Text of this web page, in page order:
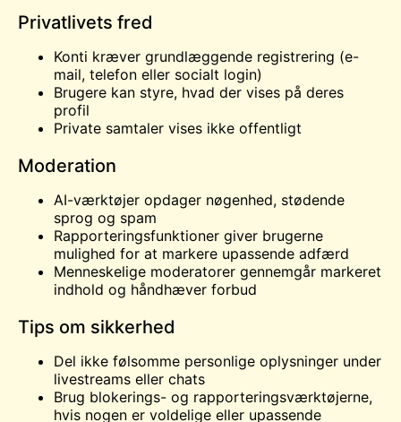
Privatlivets fred
Konti kræver grundlæggende registrering (e-
mail, telefon eller socialt login)
Brugere kan styre, hvad der vises på deres
profil
Private samtaler vises ikke offentligt
Moderation
AI-værktøjer opdager nøgenhed, stødende
sprog og spam
Rapporteringsfunktioner giver brugerne
mulighed for at markere upassende adfærd
Menneskelige moderatorer gennemgår markeret
indhold og håndhæver forbud
Tips om sikkerhed
Del ikke følsomme personlige oplysninger under
livestreams eller chats
Brug blokerings- og rapporteringsværktøjerne,
hvis nogen er voldelige eller upassende